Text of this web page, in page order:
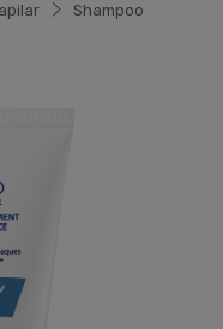
Shampoo